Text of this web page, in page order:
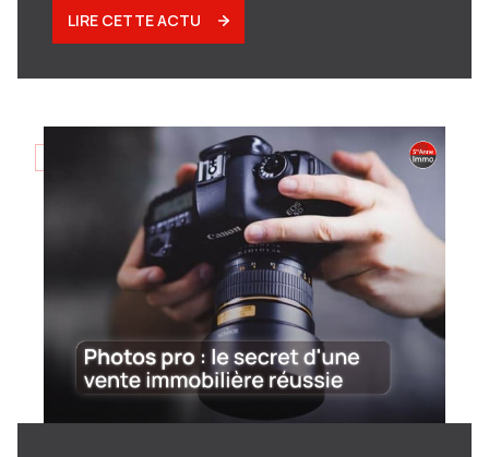
beaucoup à offrir. Dans cet article, nous vous
présentons notre top 10 des villages les plus
votre futur lieu de vie idéal.
LIRE CETTE ACTU